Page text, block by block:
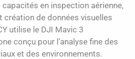
en inspection aérienne,
création de données visuelles
utilise le DJI Mavic 3
conçu pour l’analyse fine des
et des environnements.